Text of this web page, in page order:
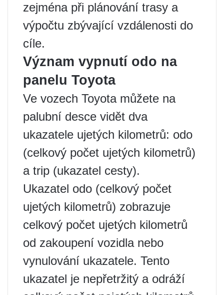
zejména při plánování trasy a
výpočtu zbývající vzdálenosti do
cíle.
Význam vypnutí odo na
panelu Toyota
Ve vozech Toyota můžete na
palubní desce vidět dva
ukazatele ujetých kilometrů: odo
(celkový počet ujetých kilometrů)
a trip (ukazatel cesty).
Ukazatel odo (celkový počet
ujetých kilometrů) zobrazuje
celkový počet ujetých kilometrů
od zakoupení vozidla nebo
vynulování ukazatele. Tento
ukazatel je nepřetržitý a odráží